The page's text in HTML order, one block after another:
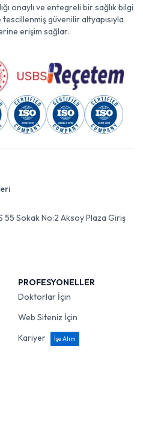
onaylı ve entegreli bir sağlık bilgi
güvenilir altyapısıyla
erişim sağlar.
55 Sokak No:2 Aksoy Plaza Giriş
PROFESYONELLER
Doktorlar İçin
Web Siteniz İçin
Kariyer
İşe Alım